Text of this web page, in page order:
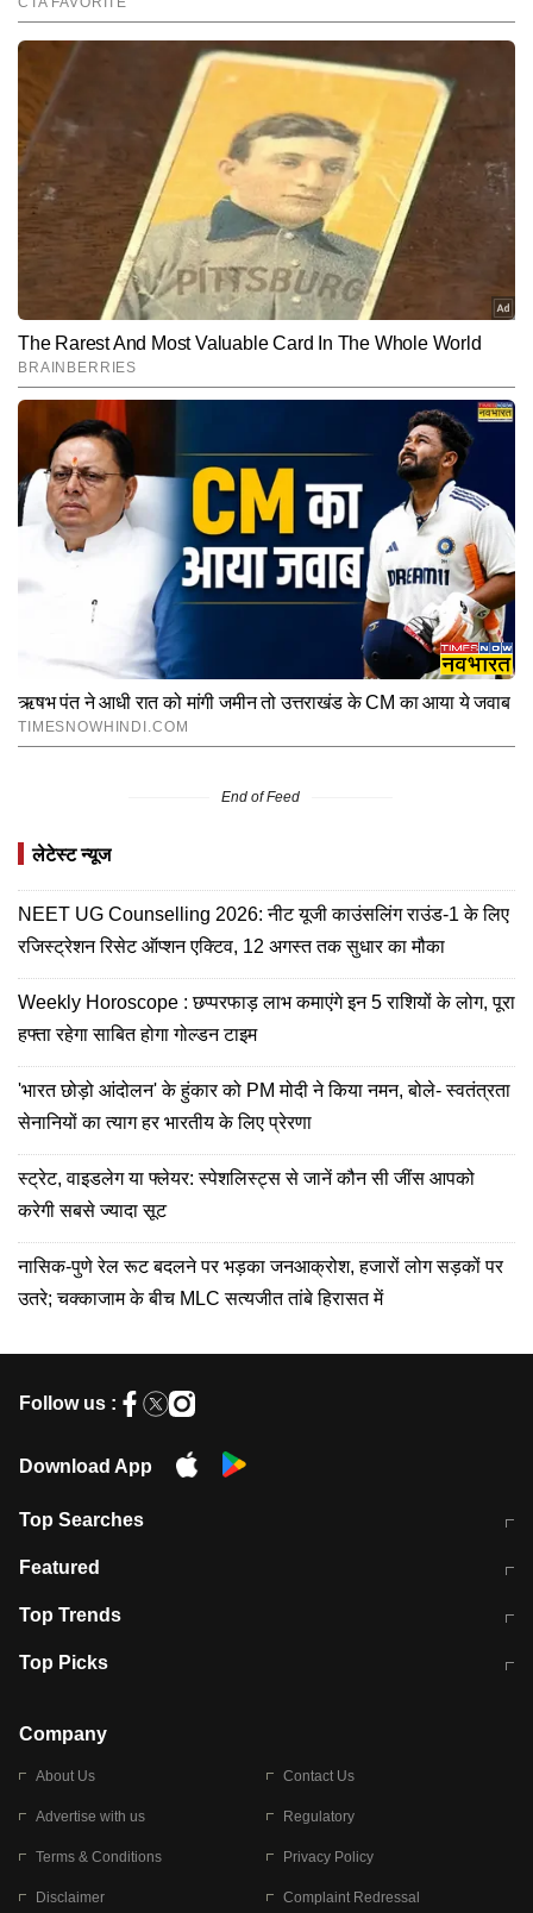
End of Feed
लेटेस्ट न्यूज
NEET UG Counselling 2026: नीट यूजी काउंसलिंग राउंड-1 के लिए
रजिस्ट्रेशन रिसेट ऑप्शन एक्टिव, 12 अगस्त तक सुधार का मौका
Weekly Horoscope : छप्परफाड़ लाभ कमाएंगे इन 5 राशियों के लोग, पूरा
हफ्ता रहेगा साबित होगा गोल्डन टाइम
'भारत छोड़ो आंदोलन' के हुंकार को PM मोदी ने किया नमन, बोले- स्वतंत्रता
सेनानियों का त्याग हर भारतीय के लिए प्रेरणा
स्ट्रेट, वाइडलेग या फ्लेयर: स्पेशलिस्ट्स से जानें कौन सी जींस आपको
करेगी सबसे ज्यादा सूट
नासिक-पुणे रेल रूट बदलने पर भड़का जनआक्रोश, हजारों लोग सड़कों पर
उतरे; चक्काजाम के बीच MLC सत्यजीत तांबे हिरासत में
Follow us :
Download App
Top Searches
मुंबई में लगे 'जेन जी' के पोस्टर, लिखा- 'मैं
Featured
10 अगस्त को विधानसभा का घेराव करेंगे
Top Trends
RBI का नया नियम: अब बैंकों को अपनी सभी
Top Picks
बारिश की चेतावनी
Company
About Us Contact Us
Advertise with us Regulatory
Terms & Conditions Privacy Policy
Disclaimer Complaint Redressal